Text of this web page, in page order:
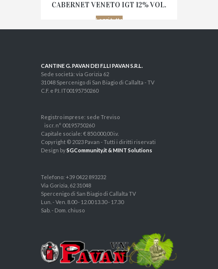
CABERNET VENETO IGT 12% VOL.
Leggi tutto
CANTINE G. PAVAN DEI F.LLI PAVAN S.R.L.
Sede società: via Gorizia 62
31048 Spercenigo di San Biagio di Callalta - TV
C.F. e P.I. IT00195750260
Registro imprese: sede Treviso
iscr. n° 00195750260
Capitale sociale: € 850.000,00 i.v.
Copyright © 2023 Pavan - Tutti i diritti riservati
Design bySGCommunity.it & MINT Solutions
Telefono: +39 0422 893232
Via Gorizia, 62 31048
Spercenigo di San Biagio di Callalta TV
Lun. - Ven. 8.00 - 12.00 13.30 - 17.30
Sab. - Dom. chiuso